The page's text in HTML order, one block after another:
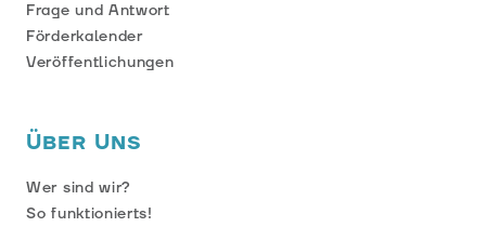
Über Uns
Frage und Antwort
Förderkalender
Veröffentlichungen
Wer sind wir?
So funktionierts!